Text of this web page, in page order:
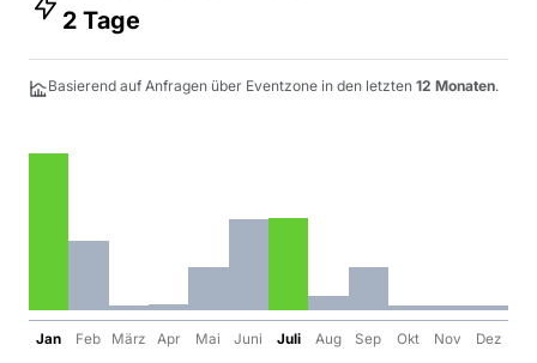
2 Tage
Basierend auf Anfragen über Eventzone in den letzten 12 Monaten.
Jan Feb März Apr Mai Juni Juli Aug Sep Okt Nov Dez